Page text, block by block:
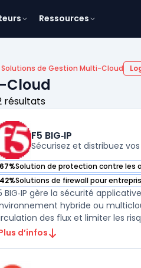
Ressources
Solutions de Gestion Multi-Cloud
Cloud
résultats
F5 BIG‑IP
Sécurisez et distribuez
67%Solution de protection contre les
voir F5 BIG‑IP dans cette catégorie
42%Solutions de firewall pour
voir F5 BIG‑IP dans cette catégorie
BIG‑IP gère la sécurité
hybride ou
des flux et limiter les
d’infos